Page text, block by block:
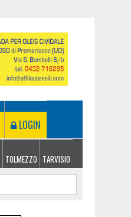
LOGIN
TOLMEZZO TARVISIO